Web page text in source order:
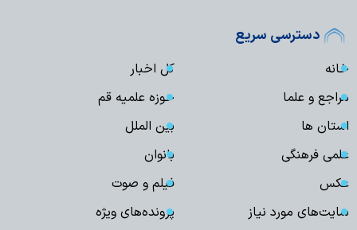
دسترسی سریع
خانه
کل اخبار
مراجع و علما
حوزه علمیه قم
استان ها
بین الملل
علمی فرهنگی
بانوان
عکس
فیلم و صوت
سایت‌های مورد نیاز
پرونده‌های ویژه